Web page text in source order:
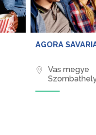
AGORA
Vas megye